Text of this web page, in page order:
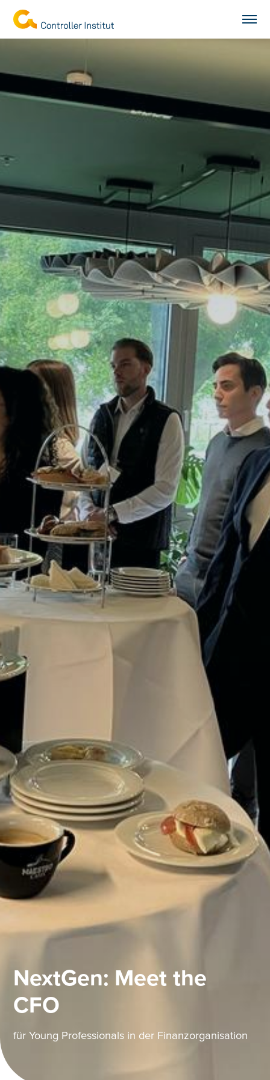
NextGen: Meet the
CFO
für Young Professionals in der Finanzorganisation